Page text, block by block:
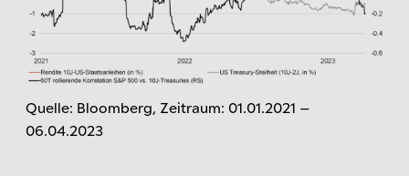
Quelle: Bloomberg, Zeitraum: 01.01.2021 –
06.04.2023